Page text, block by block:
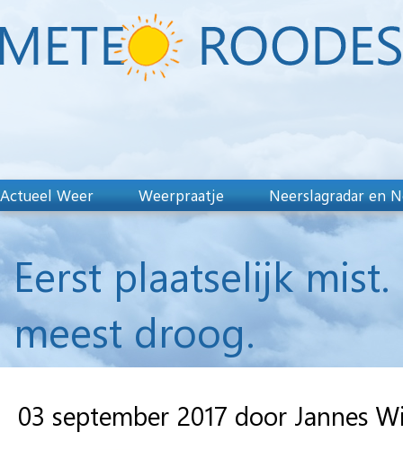
Actueel Weer Weerpraatje Neerslagradar en
Eerst plaatselijk
meest droog.
03 september 2017 door Jannes